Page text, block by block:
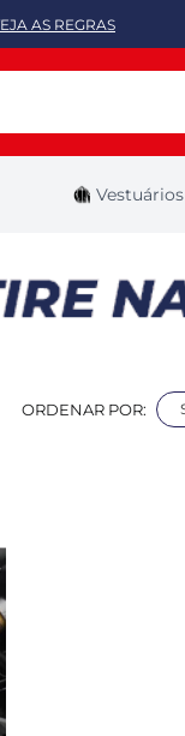
AS REGRAS
Vestuários
ORDENAR POR: